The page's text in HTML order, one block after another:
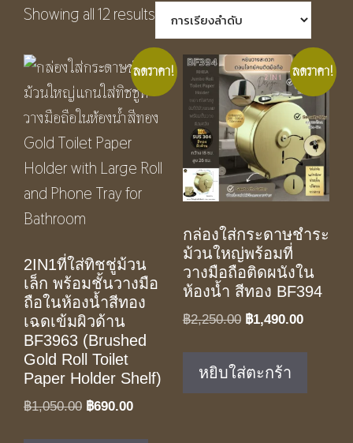
Showing all 12 results
ลดราคา!
2IN1ที่ใส่ทิชชู่ม้วน
เล็ก พร้อมชั้นวางมือ
ถือในห้องน้ำสีทอง
เฉดเข้มผิวด้าน
BF3963 (Brushed
Gold Roll Toilet
Paper Holder Shelf)
฿1,050.00 Original
฿690.00Current
ลดราคา!
กล่องใส่กระดาษชําระ
ม้วนใหญ่พร้อมที่
วางมือถือติดผนังใน
ห้องน้ำ สีทอง BF394
฿2,250.00 Original
฿2,250.00.
฿1,490.00Current
หยิบใส่ตะกร้า